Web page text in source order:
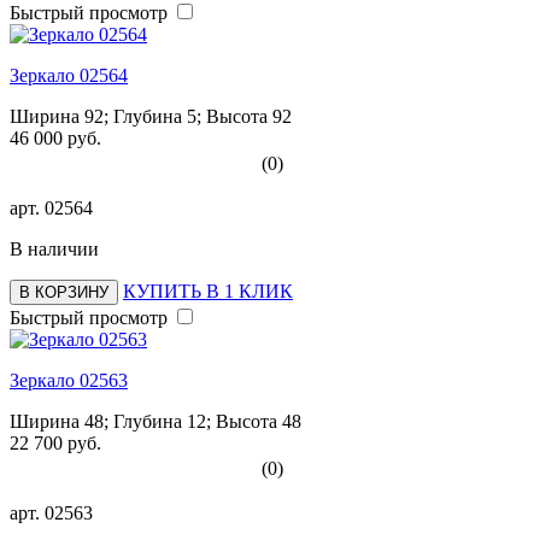
Быстрый просмотр
Зеркало 02564
Ширина 92; Глубина 5; Высота 92
46 000 руб.
(0)
арт. 02564
В наличии
В КОРЗИНУ
КУПИТЬ В 1 КЛИК
Быстрый просмотр
Зеркало 02563
Ширина 48; Глубина 12; Высота 48
22 700 руб.
(0)
арт. 02563